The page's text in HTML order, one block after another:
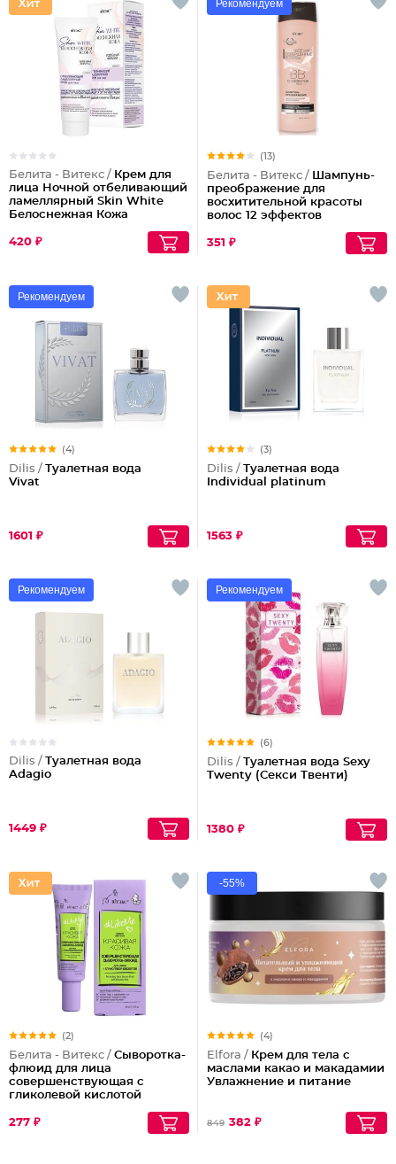
Белита - Витекс / Крем для
лица Ночной отбеливающий
ламеллярный Skin White
Белоснежная Кожа
420 ₽
Рекомендуем
(13)
Белита - Витекс / Шампунь-
преображение для
восхитительной красоты
волос 12 эффектов
351 ₽
Рекомендуем
(4)
Dilis / Туалетная вода
Vivat
1601 ₽
(3)
Dilis / Туалетная вода
Individual platinum
1563 ₽
Рекомендуем
Dilis / Туалетная вода
Adagio
1449 ₽
Рекомендуем
(6)
Dilis / Туалетная вода Sexy
Twenty (Секси Твенти)
1380 ₽
(2)
Белита - Витекс / Сыворотка-
флюид для лица
совершенствующая с
гликолевой кислотой
277 ₽
-55%
(4)
Elfora / Крем для тела с
маслами какао и макадамии
Увлажнение и питание
849 382 ₽